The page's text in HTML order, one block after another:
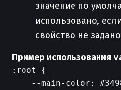
значение по
использовано,
свойство не
Пример использования
:root {
--main-color: